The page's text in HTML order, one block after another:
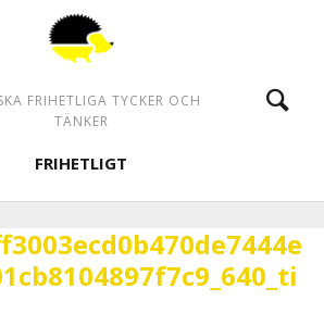
FRIHETLIGA TYCKER OCH
TÄNKER
FRIHETLIGT